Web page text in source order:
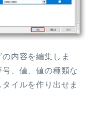
内容を編集しま
、値、値の種類な
イルを作り出せま